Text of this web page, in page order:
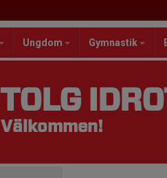
Ungdom Gymnastik
TOLG
Välkommen!